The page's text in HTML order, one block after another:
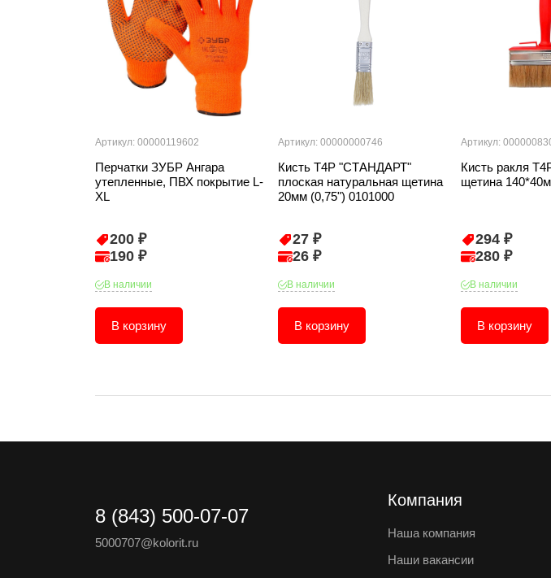
Артикул: 00000119602
Перчатки ЗУБР Ангара
утепленные, ПВХ покрытие L-
XL
200 ₽
190 ₽
В наличии
В корзину
Артикул: 00000000746
Кисть T4P "СТАНДАРТ"
плоская натуральная щетина
20мм (0,75") 0101000
27 ₽
26 ₽
В наличии
В корзину
Артикул:
Кисть ракля
щетина
294 ₽
280 ₽
В наличии
В корзину
8 (843) 500-07-07
5000707@kolorit.ru
Компания
Наша компания
Наши вакансии